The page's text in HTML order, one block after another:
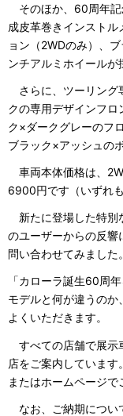
そのほか、60周年記
成皮革巻きインスト
ョン（2WDのみ）、
ンチアルミホイールが
さらに、ツーリング
クの専用デザインフロ
ク×ダークグレーのフ
ブラック×アッシュの
車両本体価格は、
6900円です（いずれ
新たに登場した特別
のユーザーからの反響
問い合わせてみました。
「カローラ誕生60周
モデルと何が違うの
よくいただきます。
すべての店舗で展示
店をご案内していま
またはホームページで
なお、ご納期につい